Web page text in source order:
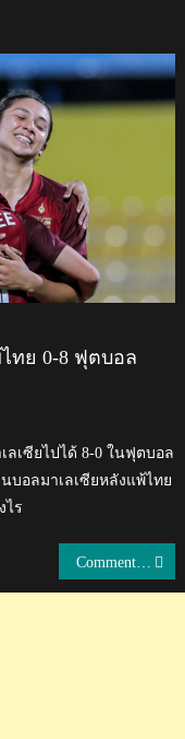
ทย 0-8 ฟุตบอล
เซียไปได้ 8-0 ในฟุตบอล
บอลมาเลเซียหลังแพ้ไทย
ไร
Comment แฟนบอลเอเชียหลังเกาหลีใต้แพ้เม็กซิโก 1-2 ฟุตบอลโลก 2018